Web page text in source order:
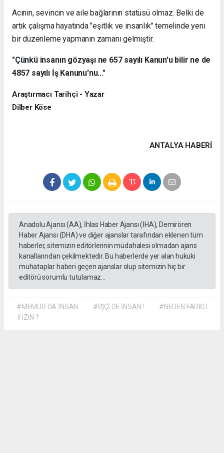
Acının, sevincin ve aile bağlarının statüsü olmaz. Belki de
artık çalışma hayatında "eşitlik ve insanlık" temelinde yeni
bir düzenleme yapmanın zamanı gelmiştir.
"Çünkü insanın gözyaşı ne 657 sayılı Kanun'u bilir ne de
4857 sayılı İş Kanunu'nu..."
Araştırmacı Tarihçi - Yazar
Dilber Köse
ANTALYA HABERİ
Anadolu Ajansı (AA), İhlas Haber Ajansı (İHA), Demirören
Haber Ajansı (DHA) ve diğer ajanslar tarafından eklenen tüm
haberler, sitemizin editörlerinin müdahalesi olmadan ajans
kanallarından çekilmektedir. Bu haberlerde yer alan hukuki
muhataplar haberi geçen ajanslar olup sitemizin hiç bir
editörü sorumlu tutulamaz...
#MEMUR DA İNSAN #İŞÇİ DE İNSAN !
#NEDEN FARKLI
#İZİN ?